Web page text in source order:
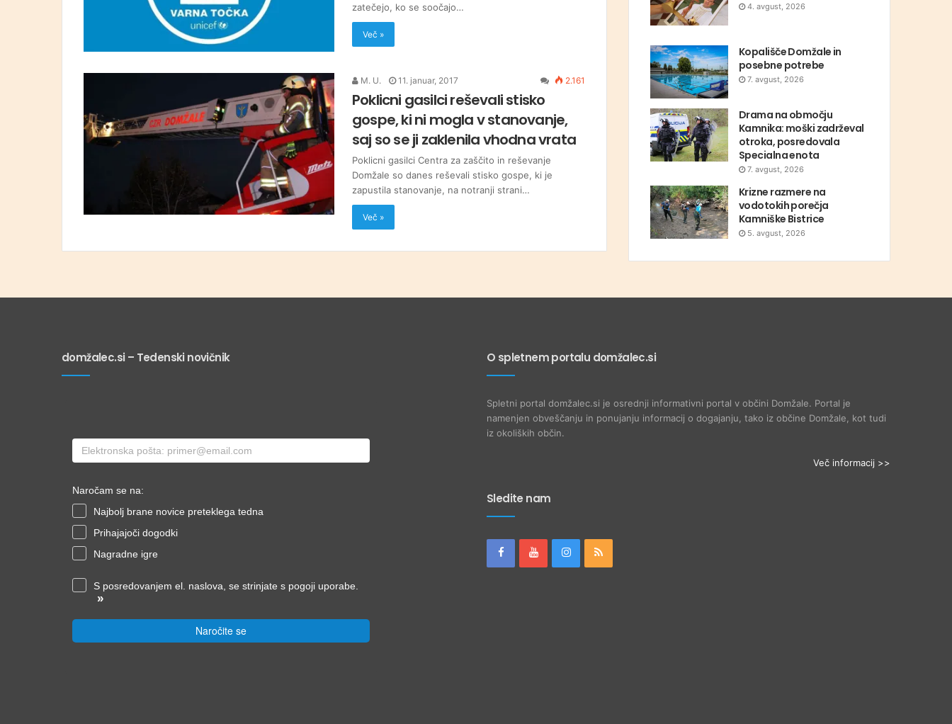
zatečejo, ko se soočajo…
Več »
M. U. 11. januar, 2017 2.161
Poklicni gasilci reševali stisko
gospe, ki ni mogla v stanovanje,
saj so se ji zaklenila vhodna vrata
Poklicni gasilci Centra za zaščito in reševanje
Domžale so danes reševali stisko gospe, ki je
zapustila stanovanje, na notranji strani…
Več »
4. avgust, 2026
Kopališče Domžale in
posebne potrebe
7. avgust, 2026
Drama na območju
Kamnika: moški zadrževal
otroka, posredovala
Specialna enota
7. avgust, 2026
Krizne razmere na
vodotokih porečja
Kamniške Bistrice
5. avgust, 2026
domžalec.si – Tedenski novičnik
Naročam se na:
Najbolj brane novice preteklega tedna
Prihajajoči dogodki
Nagradne igre
S posredovanjem el. naslova, se strinjate s pogoji uporabe.
»
Naročite se
O spletnem portalu domžalec.si
Spletni portal domžalec.si je osrednji informativni portal v občini Domžale. Portal je
namenjen obveščanju in ponujanju informacij o dogajanju, tako iz občine Domžale, kot tudi
iz okoliških občin.
Več informacij >>
Sledite nam